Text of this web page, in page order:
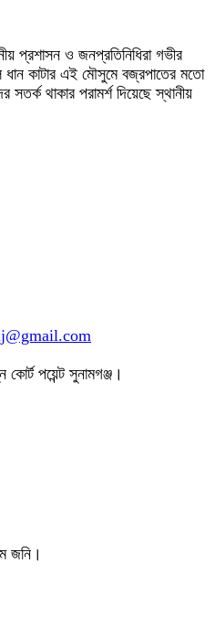
প্রশাসন ও জনপ্রতিনিধিরা গভীর
কাটার এই মৌসুমে বজ্রপাতের মতো
থাকার পরামর্শ দিয়েছে স্থানীয়
পয়েন্ট সুনামগঞ্জ।
জনি।